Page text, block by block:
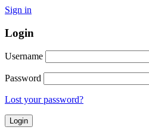
Sign in
Login
Username
Password
Lost your password?